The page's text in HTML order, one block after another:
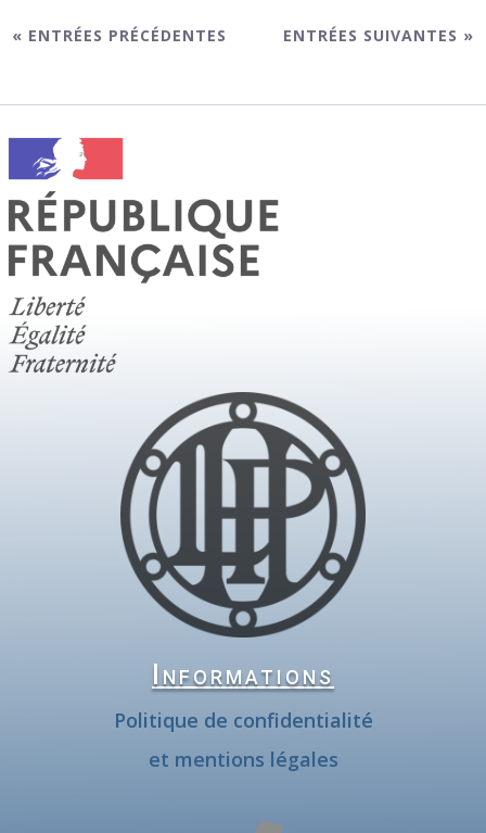
« ENTRÉES PRÉCÉDENTES ENTRÉES SUIVANTES »
Informations
Politique de confidentialité
et mentions légales